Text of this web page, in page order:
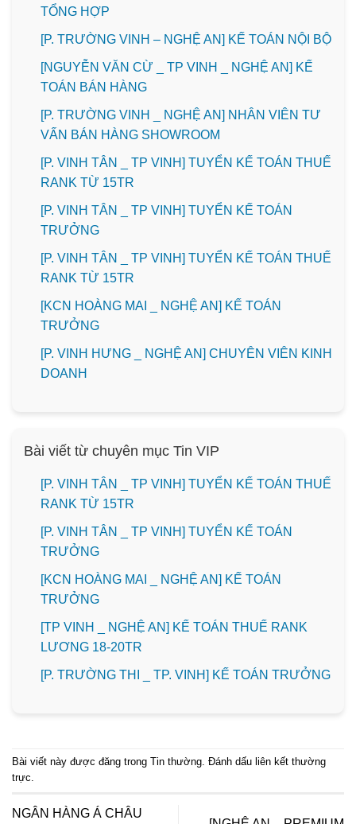
TỔNG HỢP
[P. TRƯỜNG VINH – NGHỆ AN] KẾ TOÁN NỘI BỘ
[NGUYỄN VĂN CỪ _ TP VINH _ NGHỆ AN] KẾ
TOÁN BÁN HÀNG
[P. TRƯỜNG VINH _ NGHỆ AN] NHÂN VIÊN TƯ
VẤN BÁN HÀNG SHOWROOM
[P. VINH TÂN _ TP VINH] TUYỂN KẾ TOÁN THUẾ
RANK TỪ 15TR
[P. VINH TÂN _ TP VINH] TUYỂN KẾ TOÁN
TRƯỞNG
[P. VINH TÂN _ TP VINH] TUYỂN KẾ TOÁN THUẾ
RANK TỪ 15TR
️[KCN HOÀNG MAI _ NGHỆ AN] KẾ TOÁN
TRƯỞNG
️[P. VINH HƯNG _ NGHỆ AN] CHUYÊN VIÊN KINH
DOANH
Bài viết từ chuyên mục Tin VIP
[P. VINH TÂN _ TP VINH] TUYỂN KẾ TOÁN THUẾ
RANK TỪ 15TR
[P. VINH TÂN _ TP VINH] TUYỂN KẾ TOÁN
TRƯỞNG
️[KCN HOÀNG MAI _ NGHỆ AN] KẾ TOÁN
TRƯỞNG
[TP VINH _ NGHỆ AN] KẾ TOÁN THUẾ RANK
LƯƠNG 18-20TR
️[P. TRƯỜNG THI _ TP. VINH] KẾ TOÁN TRƯỞNG
Bài viết này được đăng trong Tin thường. Đánh dấu liên kết thường
trực.
NGÂN HÀNG Á CHÂU